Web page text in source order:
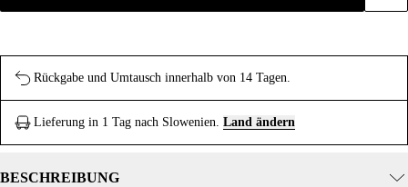
Rückgabe und Umtausch innerhalb von 14 Tagen.
Lieferung in 1 Tag nach Slowenien. Land ändern
BESCHREIBUNG